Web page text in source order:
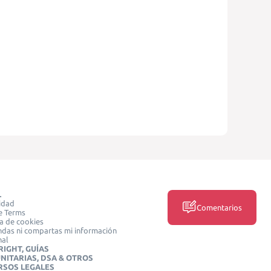
Terms
de cookies
ni compartas mi información
GUÍAS
DSA & OTROS
LEGALES
Comentarios